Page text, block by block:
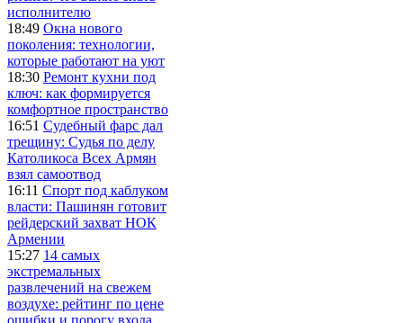
исполнителю
18:49 Окна нового
поколения: технологии,
которые работают на уют
18:30 Ремонт кухни под
ключ: как формируется
комфортное пространство
16:51 Судебный фарс дал
трещину: Судья по делу
Католикоса Всех Армян
взял самоотвод
16:11 Спорт под каблуком
власти: Пашинян готовит
рейдерский захват НОК
Армении
15:27 14 самых
экстремальных
развлечений на свежем
воздухе: рейтинг по цене
ошибки и порогу входа